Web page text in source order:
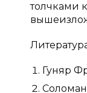
толчками
Гуняр